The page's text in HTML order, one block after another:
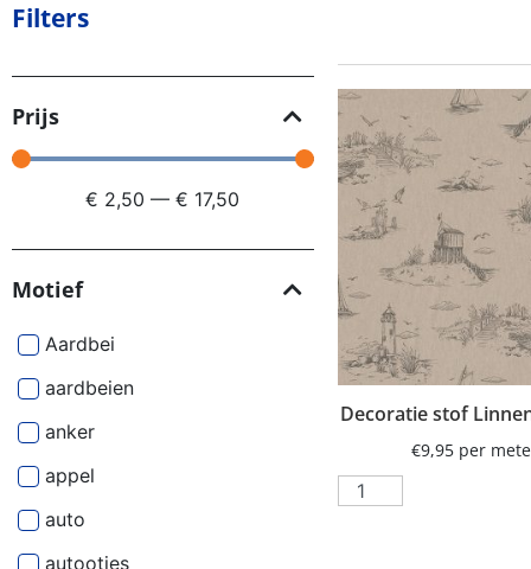
Filters
Prijs
€ 2,50—€ 17,50
Motief
Aardbei
aardbeien
anker
appel
auto
autootjes
Decoratie stof
€9,95 per